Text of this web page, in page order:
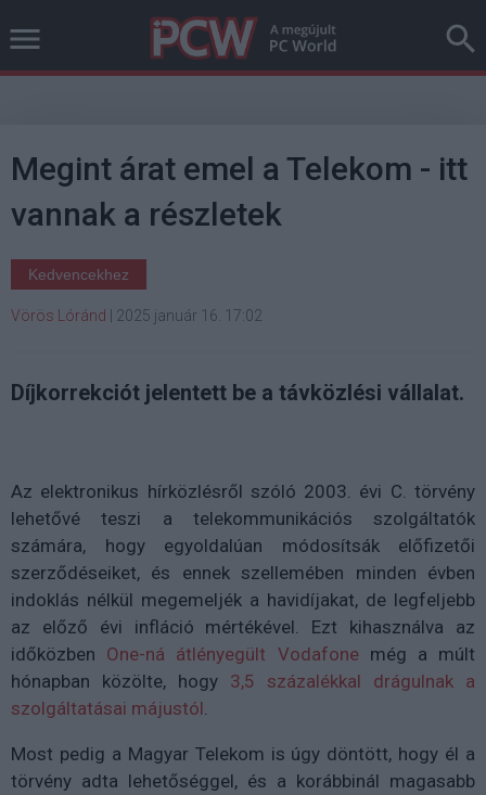
Megint árat emel a Telekom - itt
vannak a részletek
Kedvencekhez
Vörös Lóránd 2025 január 16. 17:02
Díjkorrekciót jelentett be a távközlési vállalat.
Az elektronikus hírközlésről szóló 2003. évi C. törvény
lehetővé teszi a telekommunikációs szolgáltatók
számára, hogy egyoldalúan módosítsák előfizetői
szerződéseiket, és ennek szellemében minden évben
indoklás nélkül megemeljék a havidíjakat, de legfeljebb
az előző évi infláció mértékével. Ezt kihasználva az
időközben One-ná átlényegült Vodafonemég a múlt
hónapban közölte, hogy 3,5 százalékkal drágulnak a
szolgáltatásai májustól.
Most pedig a Magyar Telekom is úgy döntött, hogy él a
törvény adta lehetőséggel, és a korábbinál magasabb